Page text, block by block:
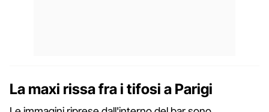
La maxi rissa fra i tifosi a Parigi